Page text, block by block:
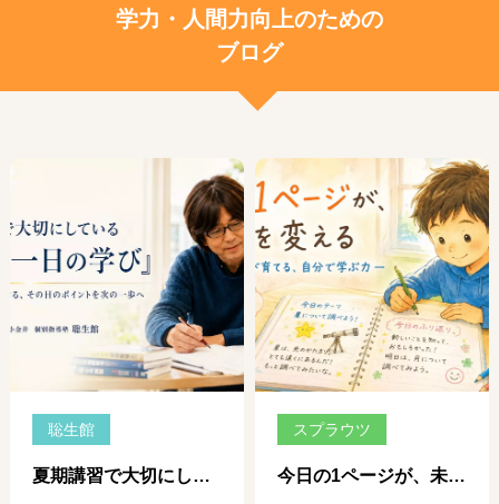
学力・人間力向上のための
ブログ
聡生館
夏期講習で大切にしている「一日、一日の学び」 ― 個別指導だからできる、その日のポイントを次の一歩につなげる学習 ―
スプラウツ
今日の1ページが、未来を変える ― 自学ノートが育てる、自分で学ぶ力 ―